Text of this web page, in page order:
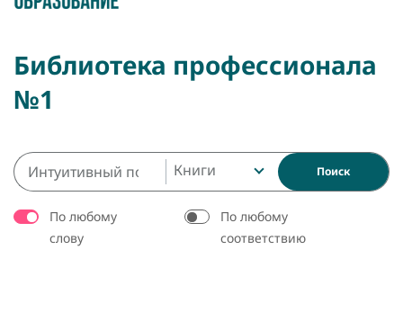
Библиотека профессионала
№1
Книги Поиск
По любому
слову
По любому
соответствию